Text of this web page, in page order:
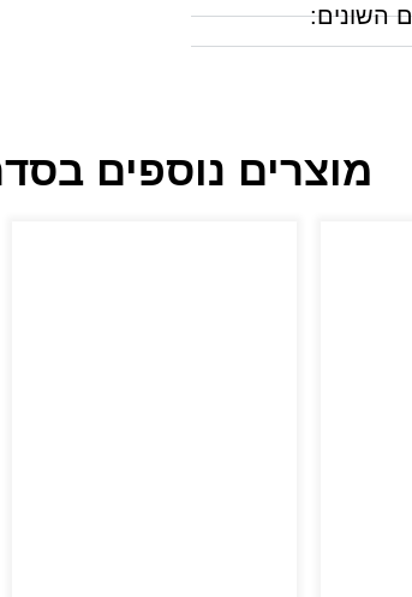
השונים:
מוצרים נוספים